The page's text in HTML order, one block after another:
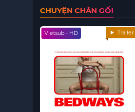
CHUYỆN CHĂN GỐI
Vietsub - HD Trailer